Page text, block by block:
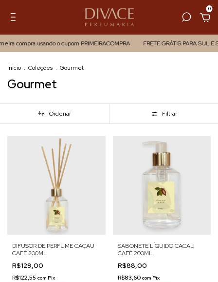
0
compra usando o cupom PRIMEIRACOMPRA FRETE GRÁTIS PARA SUL E
Início . Coleções . Gourmet
Gourmet
Ordenar Filtrar
DIFUSOR DE PERFUME CACAU
CAFÉ 200ML
R$129,00
R$122,55 com Pix
SABONETE LÍQUIDO CACAU
CAFÉ 200ML
R$88,00
R$83,60 com Pix